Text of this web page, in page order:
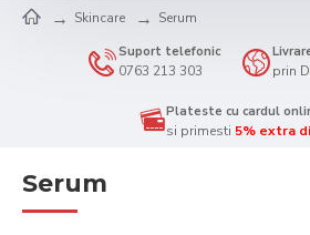
Skincare Serum
Suport telefonic
0763 213 303 prin
Plateste cu cardul
si primesti 5% extra
Serum